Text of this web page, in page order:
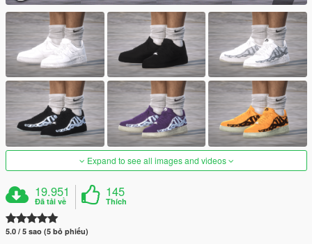
Expand to see all images and videos
19.951
Đã tải về
145
Thích
5.0 / 5 sao (5 bỏ phiếu)